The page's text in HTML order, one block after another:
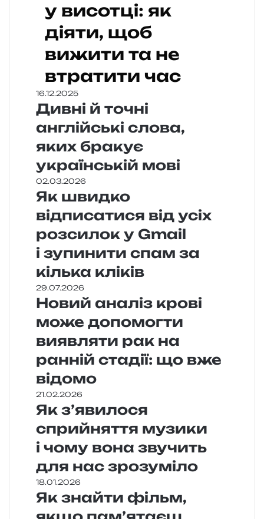
у висотці: як
діяти, щоб
вижити та не
втратити час
16.12.2025
Дивні й точні
англійські слова,
яких бракує
українській мові
02.03.2026
Як швидко
відписатися від усіх
розсилок у Gmail
і зупинити спам за
кілька кліків
29.07.2026
Новий аналіз крові
може допомогти
виявляти рак на
ранній стадії: що вже
відомо
21.02.2026
Як з’явилося
сприйняття музики
і чому вона звучить
для нас зрозуміло
18.01.2026
Як знайти фільм,